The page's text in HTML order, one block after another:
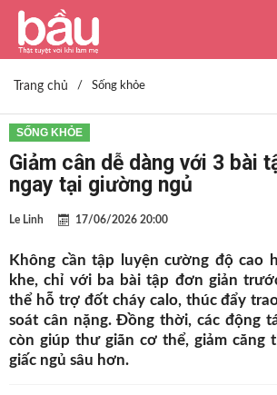
Trang chủ / Sống khỏe
SỐNG KHỎE
Giảm cân dễ dàng với 3 bài
ngay tại giường ngủ
Le Linh 17/06/2026 20:00
Không cần tập luyện cường độ cao
khe, chỉ với ba bài tập đơn giản
thể hỗ trợ đốt cháy calo, thúc đẩy
soát cân nặng. Đồng thời, các động
còn giúp thư giãn cơ thể, giảm căng
giấc ngủ sâu hơn.